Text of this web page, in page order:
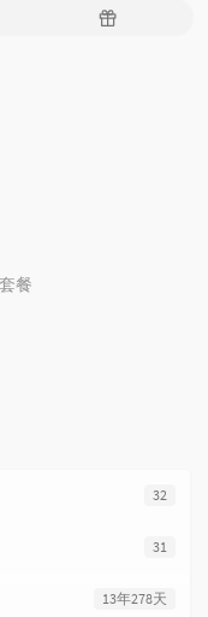
随
餐
32
31
13年278天